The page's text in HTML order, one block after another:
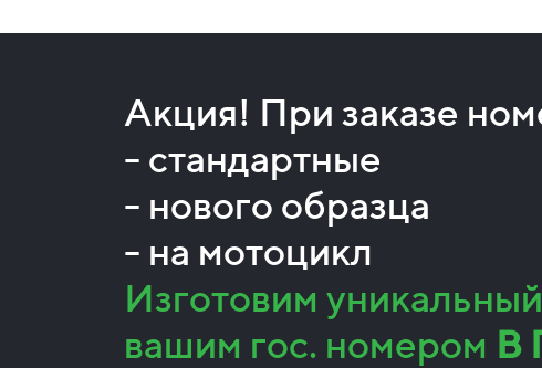
Акция! При заказе
- стандартные
- нового образца
- на мотоцикл
Изготовим
вашим гос. номером В